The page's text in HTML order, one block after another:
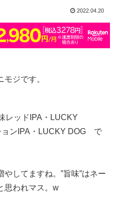
2022.04.20
ジです。
レッドIPA・LUCKY
ンIPA・LUCKY DOG で
してますね。”旨味”はネー
思われマス。w